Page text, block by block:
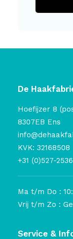
De
Hoefijzer 8
8307EB Ens
KVK: 32168508
+31 (0)527-
Ma t/m Do :
Vrij t/m Zo :
Service &